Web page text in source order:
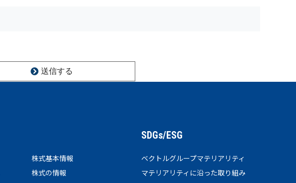
送信する
株式基本情報
株式の情報
SDGs/ESG
ベクトルグループマテリアリティ
マテリアリティに沿った取り組み